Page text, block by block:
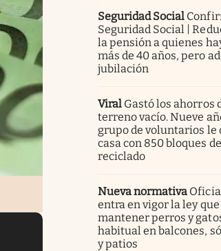
Seguridad Social
Seguridad Social |
la pensión a quienes
más de 40 años, pero
jubilación
Viral Gastó los ahorros
terreno vacío. Nueve
grupo de voluntarios le
casa con 850 bloques
reciclado
Nueva normativa
entra en vigor la ley
mantener perros y
habitual en balcones,
y patios